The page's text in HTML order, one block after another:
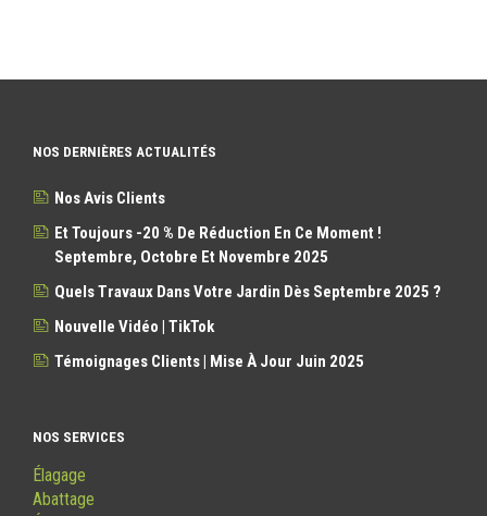
NOS DERNIÈRES ACTUALITÉS
Nos Avis Clients
Et Toujours -20 % De Réduction En Ce Moment !
Septembre, Octobre Et Novembre 2025
Quels Travaux Dans Votre Jardin Dès Septembre 2025 ?
Nouvelle Vidéo | TikTok
Témoignages Clients | Mise À Jour Juin 2025
NOS SERVICES
Élagage
Abattage